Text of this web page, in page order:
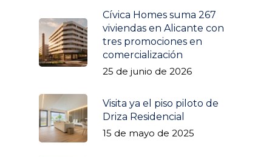
Cívica Homes suma 267
viviendas en Alicante con
tres promociones en
comercialización
25 de junio de 2026
Visita ya el piso piloto de
Driza Residencial
15 de mayo de 2025
Driza Residencial
Amarre
Amura Village
Bulevar 35
Quiénes somos
Noticias
Contacto